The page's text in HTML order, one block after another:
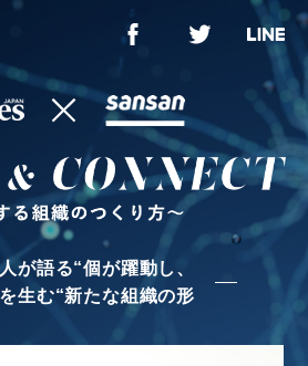
が語る“個が躍動し、
生む“新たな組織の形